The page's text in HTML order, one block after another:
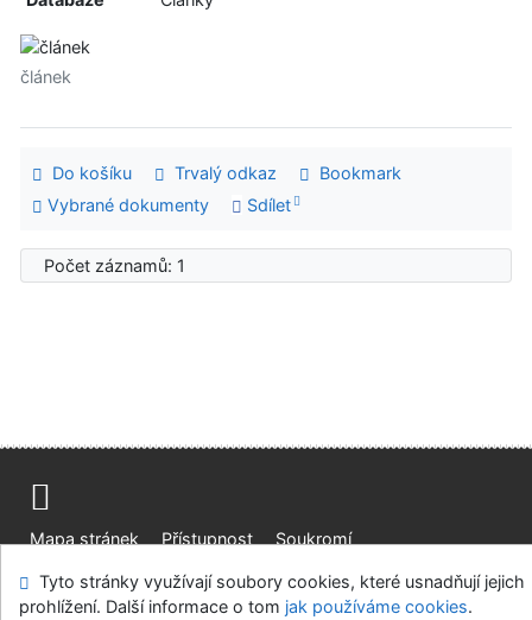
článek
Do košíku Trvalý odkaz
Bookmark
Vybrané dokumenty
Sdílet
Počet záznamů: 1
Mapa stránek Přístupnost
Soukromí
Modul OpenSearch
Napište nám Nastavení cookies
Tyto stránky využívají soubory cookies, které usnadňují jejich
prohlížení. Další informace o tom jak používáme cookies.